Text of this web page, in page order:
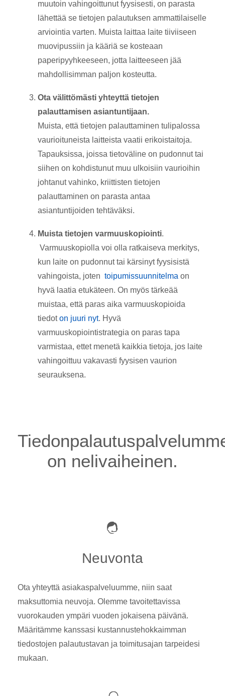
muutoin vahingoittunut fyysisesti, on parasta
lähettää se tietojen palautuksen ammattilaiselle
arviointia varten. Muista laittaa laite tiiviiseen
muovipussiin ja kääriä se kosteaan
paperipyyhkeeseen, jotta laitteeseen jää
mahdollisimman paljon kosteutta.
Ota välittömästi yhteyttä tietojen
palauttamisen asiantuntijaan.
Muista, että tietojen palauttaminen tulipalossa
vaurioituneista laitteista vaatii erikoistaitoja.
Tapauksissa, joissa tietoväline on pudonnut tai
siihen on kohdistunut muu ulkoisiin vaurioihin
johtanut vahinko, kriittisten tietojen
palauttaminen on parasta antaa
asiantuntijoiden tehtäväksi.
Muista tietojen varmuuskopiointi.
Varmuuskopiolla voi olla ratkaiseva merkitys,
kun laite on pudonnut tai kärsinyt fyysisistä
vahingoista, joten toipumissuunnitelma on
hyvä laatia etukäteen. On myös tärkeää
muistaa, että paras aika varmuuskopioida
tiedot on juuri nyt. Hyvä
varmuuskopiointistrategia on paras tapa
varmistaa, ettet menetä kaikkia tietoja, jos laite
vahingoittuu vakavasti fyysisen vaurion
seurauksena.
on nelivaiheinen.
Neuvonta
Ota yhteyttä asiakaspalveluumme, niin saat
maksuttomia neuvoja. Olemme tavoitettavissa
vuorokauden ympäri vuoden jokaisena päivänä.
Määritämme kanssasi kustannustehokkaimman
tiedostojen palautustavan ja toimitusajan tarpeidesi
mukaan.